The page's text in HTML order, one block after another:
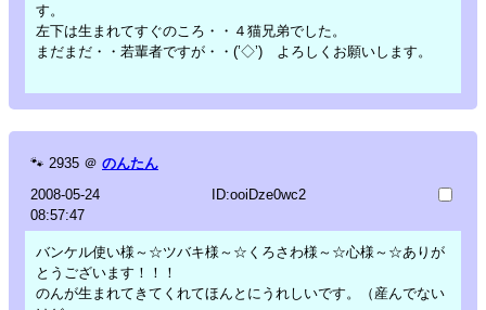
す。
左下は生まれてすぐのころ・・４猫兄弟でした。
まだまだ・・若輩者ですが・・(’◇’)ゞよろしくお願いします。
🐾 2935 ＠ のんたん
2008-05-24
08:57:47
ID:ooiDze0wc2
バンケル使い様～☆ツバキ様～☆くろさわ様～☆心様～☆ありが
とうございます！！！
のんが生まれてきてくれてほんとにうれしいです。（産んでない